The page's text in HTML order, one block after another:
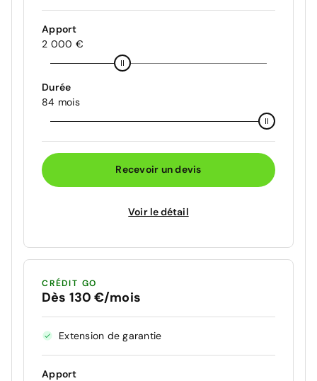
Apport
2 000 €
Durée
84 mois
Recevoir un devis
Voir le détail
CRÉDIT GO
Dès 130 €/mois
Extension de garantie
Apport